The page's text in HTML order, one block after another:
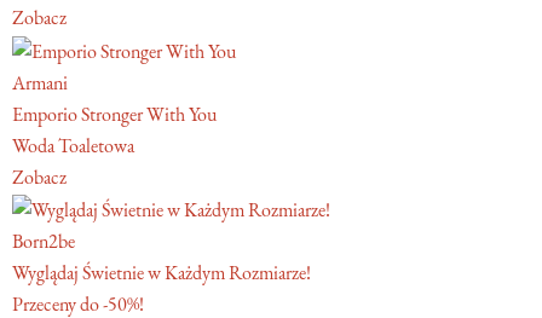
Zobacz
Armani
Emporio Stronger With You
Woda Toaletowa
Zobacz
Born2be
Wyglądaj Świetnie w Każdym Rozmiarze!
Przeceny do -50%!